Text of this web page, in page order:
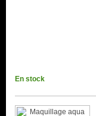
En stock